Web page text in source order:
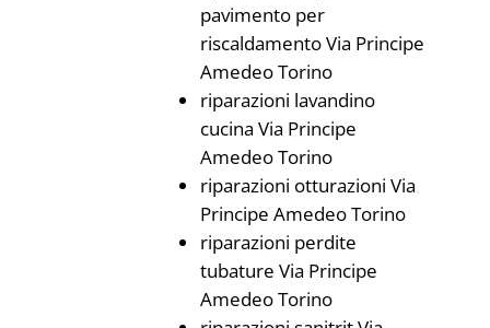
pavimento per
riscaldamento Via Principe
Amedeo Torino
riparazioni lavandino
cucina Via Principe
Amedeo Torino
riparazioni otturazioni Via
Principe Amedeo Torino
riparazioni perdite
tubature Via Principe
Amedeo Torino